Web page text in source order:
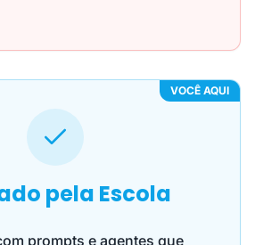
VOCÊ AQUI
pela Escola
prompts e agentes que